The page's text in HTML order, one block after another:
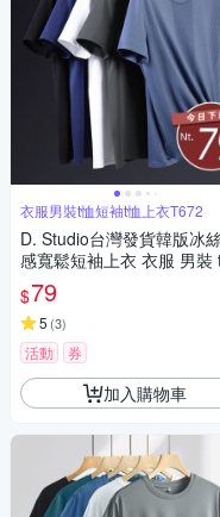
衣服男裝t恤短袖t恤上衣T672
D. Studio台灣發貨韓版冰
感寬鬆短袖上衣 衣服 男裝
恤 短袖t恤 上衣T672
$79
5 (3)
活動 券
加入購物車